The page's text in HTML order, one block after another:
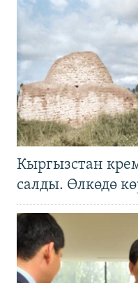
Кыргызстан
салды. Өлкөдө